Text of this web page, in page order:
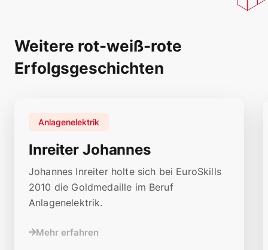
Weitere rot-weiß-rote
Erfolgsgeschichten
Inreiter Johannes
Anlagenelektrik
Johannes Inreiter holte sich bei EuroSkills
2010 die Goldmedaille im Beruf
Anlagenelektrik.
Mehr erfahren